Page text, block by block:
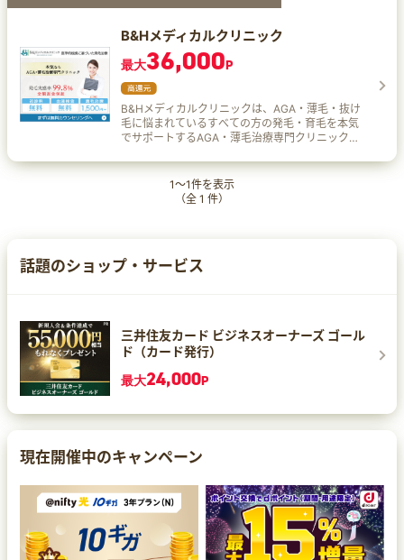
B&Hメディカルクリニック
最大36,000P
B&Hメディカルクリニックは、AGA・薄毛・抜け
毛に悩まれているすべての方の発毛・育毛を本気
でサポートするAGA・薄毛治療専門クリニックで
治療 日本皮膚科学会のAGA治療ガイドラインでA
ランクを取得した成分をはじめ、さまざまな薄
毛、抜け毛に有効で最適な治療を行っています。
時にご相談ください。 無料カウンセリング患者様
かなどを丁寧にわかりやすくご説明します。 アフ
ターフォロー 通院時に頭髪チェックを行い、治療
生活をはじめとしたライフスタイルのアドバイス
1～1件を表示
（全 1 件）
話題のショップ・サービス
三井住友カード ビジネスオーナーズ ゴール
ド（カード発行）
最大24,000P
現在開催中のキャンペーン